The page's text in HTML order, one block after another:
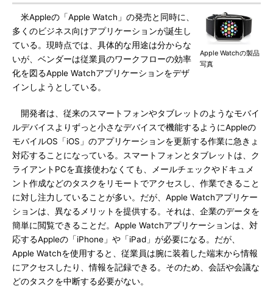
Apple Watchの製品
写真
米Appleの「Apple Watch」の発売と同時に、
多くのビジネス向けアプリケーションが誕生し
ている。現時点では、具体的な用途は分からな
いが、ベンダーは従業員のワークフローの効率
化を図るApple Watchアプリケーションをデザ
インしようとしている。
開発者は、従来のスマートフォンやタブレットのようなモバイ
ルデバイスよりずっと小さなデバイスで機能するようにAppleの
モバイルOS「iOS」のアプリケーションを更新する作業に急きょ
対応することになっている。スマートフォンとタブレットは、ク
ライアントPCを直接使わなくても、メールチェックやドキュメ
ント作成などのタスクをリモートでアクセスし、作業できること
に対し注力していることが多い。だが、Apple Watchアプリケー
ションは、異なるメリットを提供する。それは、企業のデータを
簡単に閲覧できることだ。Apple Watchアプリケーションは、対
応するAppleの「iPhone」や「iPad」が必要になる。だが、
Apple Watchを使用すると、従業員は腕に装着した端末から情報
にアクセスしたり、情報を記録できる。そのため、会話や会議な
どのタスクを中断する必要がない。